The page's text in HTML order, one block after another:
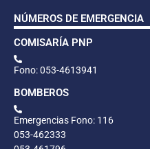
NÚMEROS DE EMERGENCIA
COMISARÍA PNP
Fono: 053-4613941
BOMBEROS
Emergencias Fono: 116
053-462333